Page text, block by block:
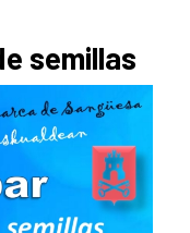
semillas